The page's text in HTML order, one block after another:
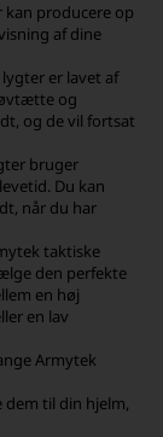
producere op
af dine
er lavet af
og
og de vil fortsat
bruger
Du kan
når du har
taktiske
den perfekte
en høj
en lav
Armytek
til din hjelm,